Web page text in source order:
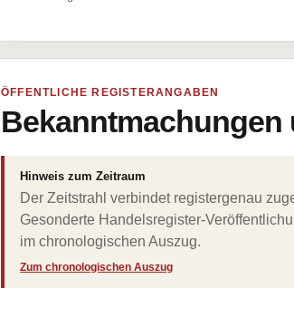
ÖFFENTLICHE REGISTERANGABEN
Bekanntmachungen
Hinweis zum Zeitraum
Der Zeitstrahl verbindet registergenau
Gesonderte Handelsregister-
im chronologischen Auszug.
Zum chronologischen Auszug